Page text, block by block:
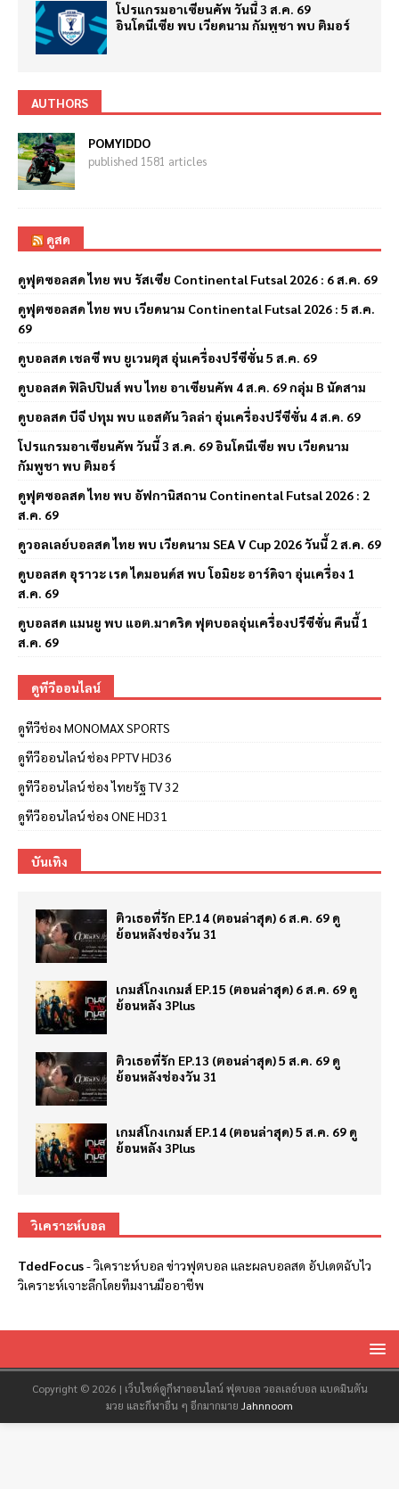
โปรแกรมอาเซียนคัพ วันนี้ 3 ส.ค. 69
อินโดนีเซีย พบ เวียดนาม กัมพูชา พบ ติมอร์
AUTHORS
POMYIDDO
published 1581 articles
ดูสด
ดูฟุตซอลสด ไทย พบ รัสเซีย Continental Futsal 2026 : 6 ส.ค. 69
ดูฟุตซอลสด ไทย พบ เวียดนาม Continental Futsal 2026 : 5 ส.ค.
69
ดูบอลสด เชลซี พบ ยูเวนตุส อุ่นเครื่องปรีซีซั่น 5 ส.ค. 69
ดูบอลสด ฟิลิปปินส์ พบ ไทย อาเซียนคัพ 4 ส.ค. 69 กลุ่ม B นัดสาม
ดูบอลสด บีจี ปทุม พบ แอสตัน วิลล่า อุ่นเครื่องปรีซีซั่น 4 ส.ค. 69
โปรแกรมอาเซียนคัพ วันนี้ 3 ส.ค. 69 อินโดนีเซีย พบ เวียดนาม
กัมพูชา พบ ติมอร์
ดูฟุตซอลสด ไทย พบ อัฟกานิสถาน Continental Futsal 2026 : 2
ส.ค. 69
ดูวอลเลย์บอลสด ไทย พบ เวียดนาม SEA V Cup 2026 วันนี้ 2 ส.ค. 69
ดูบอลสด อุราวะ เรด ไดมอนด์ส พบ โอมิยะ อาร์ดิจา อุ่นเครื่อง 1
ส.ค. 69
ดูบอลสด แมนยู พบ แอต.มาดริด ฟุตบอลอุ่นเครื่องปรีซีซั่น คืนนี้ 1
ส.ค. 69
ดูทีวีออนไลน์
ดูทีวีช่อง MONOMAX SPORTS
ดูทีวีออนไลน์ ช่อง PPTV HD36
ดูทีวีออนไลน์ ช่อง ไทยรัฐ TV 32
ดูทีวีออนไลน์ ช่อง ONE HD31
บันเทิง
ติวเธอที่รัก EP.14 (ตอนล่าสุด) 6 ส.ค. 69 ดู
ย้อนหลังช่องวัน 31
เกมส์โกงเกมส์ EP.15 (ตอนล่าสุด) 6 ส.ค. 69 ดู
ย้อนหลัง 3Plus
ติวเธอที่รัก EP.13 (ตอนล่าสุด) 5 ส.ค. 69 ดู
ย้อนหลังช่องวัน 31
เกมส์โกงเกมส์ EP.14 (ตอนล่าสุด) 5 ส.ค. 69 ดู
ย้อนหลัง 3Plus
วิเคราะห์บอล
TdedFocus-วิเคราะห์บอล ข่าวฟุตบอล และผลบอลสด อัปเดตฉับไว
วิเคราะห์เจาะลึกโดยทีมงานมืออาชีพ
Copyright © 2026 | เว็บไซต์ดูกีฬาออนไลน์ ฟุตบอล วอลเลย์บอล แบดมินตัน
มวย และกีฬาอื่น ๆ อีกมากมาย Jahnnoom